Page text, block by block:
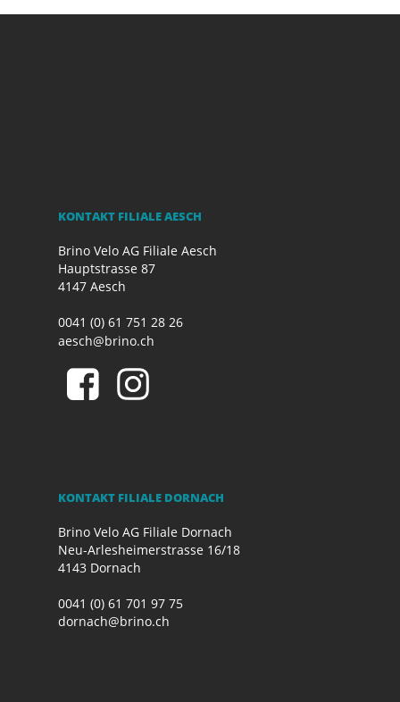
KONTAKT FILIALE AESCH
Brino Velo AG Filiale Aesch
Hauptstrasse 87
4147 Aesch
0041 (0) 61 751 28 26
aesch@brino.ch
KONTAKT FILIALE DORNACH
Brino Velo AG Filiale Dornach
Neu-Arlesheimerstrasse 16/18
4143 Dornach
0041 (0) 61 701 97 75
dornach@brino.ch